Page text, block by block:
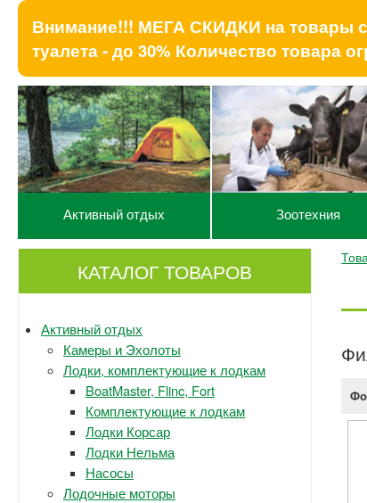
Внимание!!! МЕГА СКИДКИ на товары
туалета - до 30% Количество товара
Активный отдых Зоотехния
КАТАЛОГ ТОВАРОВ
Активный отдых
Камеры и Эхолоты
Лодки, комплектующие к лодкам
BoatMaster, Flinc, Fort
Комплектующие к лодкам
Лодки Корсар
Лодки Нельма
Насосы
Лодочные моторы